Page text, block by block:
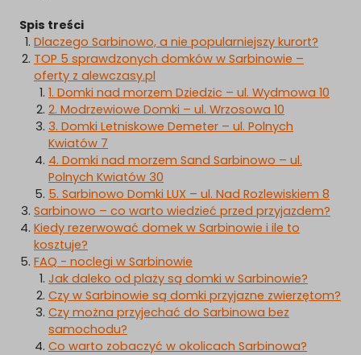
Spis treści
Dlaczego Sarbinowo, a nie popularniejszy kurort?
TOP 5 sprawdzonych domków w Sarbinowie –
oferty z alewczasy.pl
1. Domki nad morzem Dziedzic – ul. Wydmowa 10
2. Modrzewiowe Domki – ul. Wrzosowa 10
3. Domki Letniskowe Demeter – ul. Polnych
Kwiatów 7
4. Domki nad morzem Sand Sarbinowo – ul.
Polnych Kwiatów 30
5. Sarbinowo Domki LUX – ul. Nad Rozlewiskiem 8
Sarbinowo – co warto wiedzieć przed przyjazdem?
Kiedy rezerwować domek w Sarbinowie i ile to
kosztuje?
FAQ - noclegi w Sarbinowie
Jak daleko od plaży są domki w Sarbinowie?
Czy w Sarbinowie są domki przyjazne zwierzętom?
Czy można przyjechać do Sarbinowa bez
samochodu?
Co warto zobaczyć w okolicach Sarbinowa?